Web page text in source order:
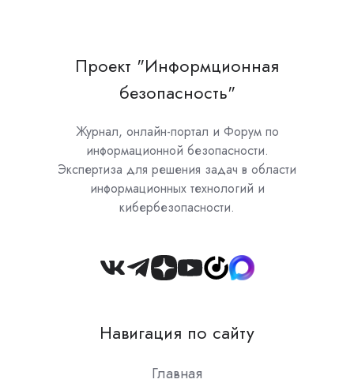
Проект "Информционная
безопасность"
Журнал, онлайн-портал и Форум по
информационной безопасности.
Экспертиза для решения задач в области
информационных технологий и
кибербезопасности.
Join
Slack
Навигация по сайту
Главная